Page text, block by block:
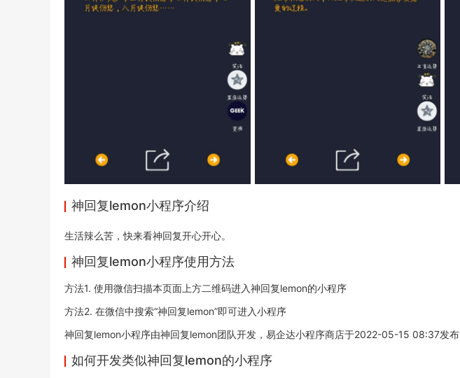
神回复lemon小程序介绍
生活辣么苦，快来看神回复开心开心。
神回复lemon小程序使用方法
方法1. 使用微信扫描本页面上方二维码进入神回复lemon的小程序
方法2. 在微信中搜索“神回复lemon”即可进入小程序
神回复lemon小程序由神回复lemon团队开发，易企达小程序商店于2022-05-15 08:37发布
如何开发类似神回复lemon的小程序